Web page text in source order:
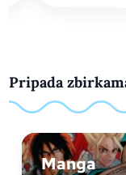
Pripada
Manga